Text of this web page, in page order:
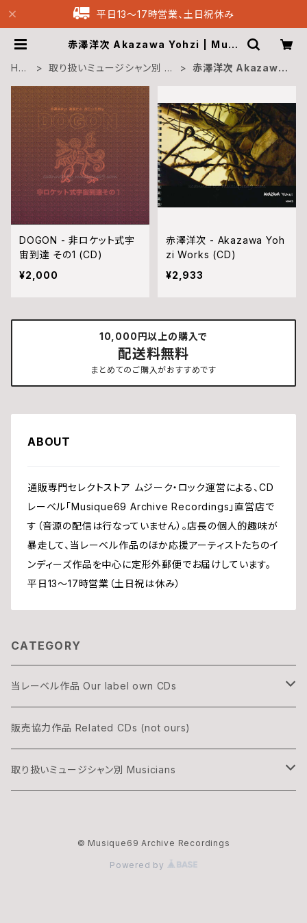
平日13〜17時営業、土日祝休み
赤澤洋次 Akazawa Yohzi | Musi
HO
取り扱いミュージシャン別 M
赤澤洋次 Akazawa
DOGON - 非ロケット式宇
宙到達 その1 (CD)
¥2,000
赤澤洋次 - Akazawa Yoh
zi Works (CD)
¥2,933
10,000円以上の購入で
配送料無料
まとめてのご購入がおすすめです
ABOUT
通販専門セレクトストア ムジーク・ロック運営による、CD
レーベル「Musique69 Archive Recordings」直営店で
す（音源の配信は行なっていません）。店長の個人的趣味が
暴走して、当レーベル作品のほか応援アーティストたちのイ
ンディーズ作品を中心に定形外郵便でお届けしています。
平日13〜17時営業（土日祝は休み）
CATEGORY
当レーベル作品 Our label own CDs
DOGON
THREE & ONLY
販売協力作品 Related CDs (not ours)
取り扱いミュージシャン別 Musicians
© Musique69 Archive Recordings
Powered by